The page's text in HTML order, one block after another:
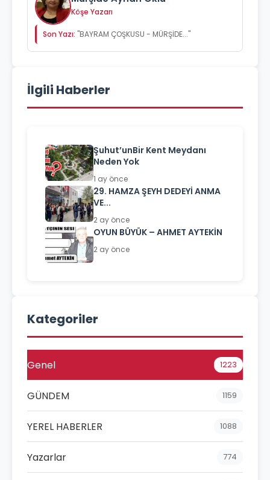
Köşe Yazarı
Son Yazı: "BAYRAM ÇOŞKUSU - MÜRŞİDE..."
İlgili Haberler
Şuhut’unBir Kent Meydanı
Neden Yok
1 ay önce
29. HAMZA ŞEYH DEDEYİ ANMA
VE...
2 ay önce
OYUN BÜYÜK – AHMET AYTEKİN
2 ay önce
Kategoriler
Genel 1223
GÜNDEM 1159
YEREL HABERLER 1088
Yazarlar 774